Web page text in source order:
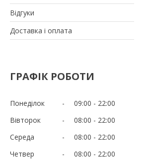
Відгуки
Доставка і оплата
ГРАФІК РОБОТИ
Понеділок 09:00
22:00
Вівторок
08:00
22:00
Середа
08:00
22:00
Четвер
08:00
22:00